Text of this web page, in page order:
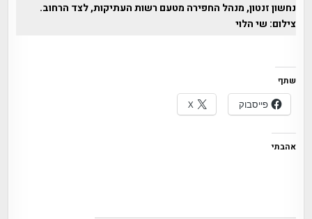
נחשון זנטון, מנהל החפירה מטעם רשות העתיקות, לצד הרחוב.
צילום: שי הלוי
שתף
פייסבוק
X
אהבתי